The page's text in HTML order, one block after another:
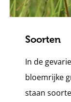
Soorten
In de
bloemrijke
staan